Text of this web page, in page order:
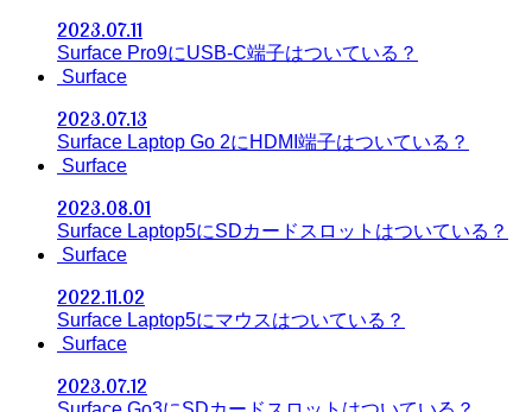
2023.07.11
Surface Pro9にUSB-C端子はついている？
Surface
2023.07.13
Surface Laptop Go 2にHDMI端子はついている？
Surface
2023.08.01
Surface Laptop5にSDカードスロットはついている？
Surface
2022.11.02
Surface Laptop5にマウスはついている？
Surface
2023.07.12